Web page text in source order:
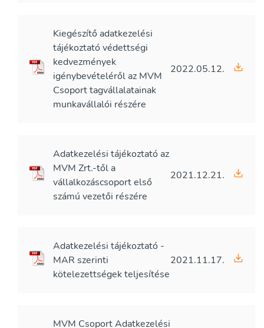
Kiegészítő adatkezelési
tájékoztató védettségi
kedvezmények
igénybevételéről az MVM
Csoport tagvállalatainak
munkavállalói részére
2022.05.12.
Adatkezelési tájékoztató az
MVM Zrt.-től a
vállalkozáscsoport első
számú vezetői részére
2021.12.21.
Adatkezelési tájékoztató -
MAR szerinti
kötelezettségek teljesítése
2021.11.17.
MVM Csoport Adatkezelési